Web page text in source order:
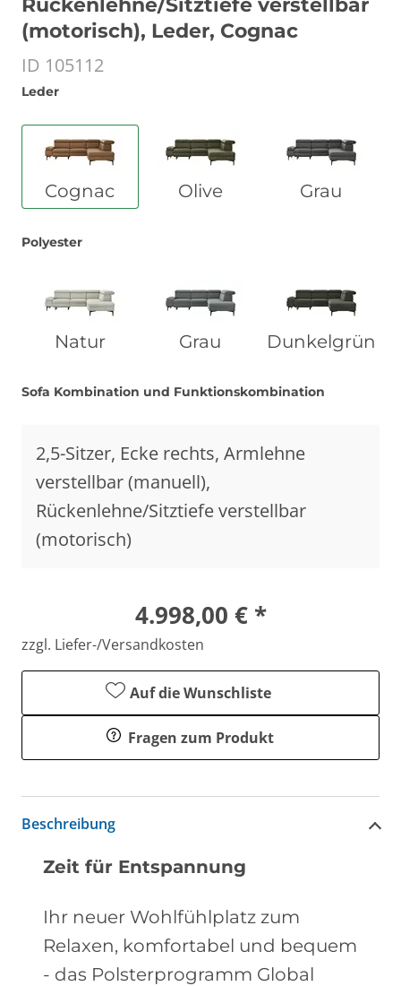
Rückenlehne/Sitztiefe verstellbar
(motorisch), Leder, Cognac
ID 105112
Leder
Cognac Olive Grau
Polyester
Natur Grau Dunkelgrün
Sofa Kombination und Funktionskombination
2,5-Sitzer, Ecke rechts, Armlehne
verstellbar (manuell),
Rückenlehne/Sitztiefe verstellbar
(motorisch)
4.998,00 € *
zzgl. Liefer-/Versandkosten
Auf die Wunschliste
Fragen zum Produkt
Beschreibung
Zeit für Entspannung
Ihr neuer Wohlfühlplatz zum
Relaxen, komfortabel und bequem
- das Polsterprogramm Global